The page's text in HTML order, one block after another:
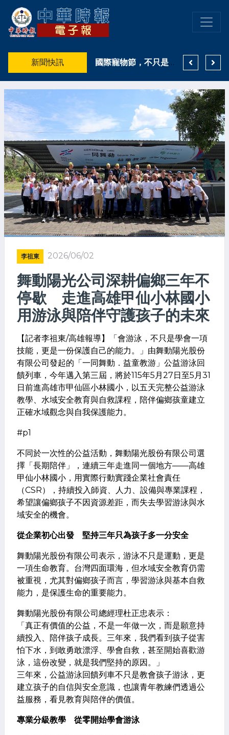
新聞快訊 國際寵物節，不只是曬毛孩 薛兆基倡打造毛孩友善城市 發展寵物經濟新商機
李祖東 2026/06/02
舞動陽光公司深耕偏鄉三年不
停歇 走進高雄甲仙小林國小
用游泳與陪伴守護孩子的未來
【記者李祖東/高雄報導】「會游泳，不只是學會一項
技能，更是一份保護自己的能力。」由舞動陽光股份
有限公司發起的「一同舞動．益童教游」公益游泳回
饋列車，今年邁入第三屆，將於115年5月27日至5月31
日前進高雄市甲仙區小林國小，以五天完整公益游泳
教學、水域安全教育與自救課程，陪伴偏鄉孩童建立
正確水域觀念與自我保護能力。
#p1
不同於一次性的公益活動，舞動陽光股份有限公司選
擇「長期陪伴」，連續三年走進同一個地方——高雄
甲仙小林國小，用實際行動實踐企業社會責任
（CSR），持續投入師資、人力、設備與專業課程，
希望讓偏鄉孩子不因資源差距，而失去學習游泳與水
域安全的機會。
從企業初心出發 堅持三年只為孩子多一分安全
舞動陽光股份有限公司表示，游泳不只是運動，更是
一項生命教育。台灣四面環海，但水域安全教育仍需
被重視，尤其對偏鄉孩子而言，學習游泳與基本自救
能力，是保護生命的重要能力。
舞動陽光股份有限公司總經理杜正忠表示：
「真正有價值的公益，不是一年做一次，而是願意持
續投入、陪伴孩子成長。三年來，我們看到孩子從害
怕下水，到敢勇敢漂浮、學會自救，甚至開始喜歡游
泳，這份改變，就是我們堅持的原因。」
三年來，公益游泳回饋列車不只是教會孩子游泳，更
建立孩子的自信與安全意識，也讓青年教練們透過公
益服務，看見教育與陪伴的價值。
專業分級教學 從零開始學會游泳